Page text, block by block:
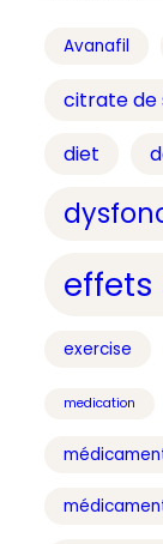
Avanafil
citrate de
diet
effets
exercise
medication